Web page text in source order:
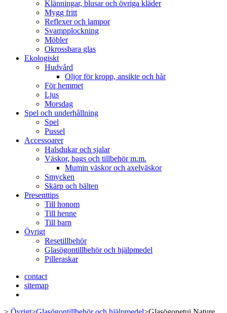
Klänningar, blusar och övriga kläder
Mygg fritt
Reflexer och lampor
Svampplockning
Möbler
Okrossbara glas
Ekologiskt
Hudvård
Oljor för kropp, ansikte och hår
För hemmet
Ljus
Morsdag
Spel och underhållning
Spel
Pussel
Accessoarer
Halsdukar och sjalar
Väskor, bags och tillbehör m.m.
Mumin väskor och axelväskor
Smycken
Skärp och bälten
Presenttips
Till honom
Till henne
Till barn
Övrigt
Resetillbehör
Glasögontillbehör och hjälpmedel
Pilleraskar
contact
sitemap